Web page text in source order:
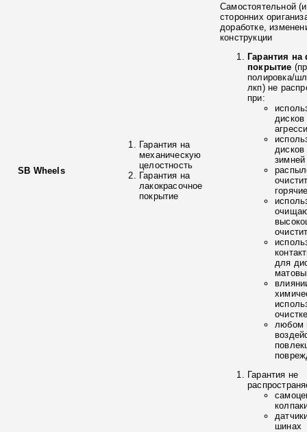
SB Wheels
Гарантия на
механическую
целостность
Гарантия на
лакокрасочное
покрытие
Самостоятельной
сторонних
доработке,
конструкции
Гарантия
покрытие
полировка/
лкп) не
при:
зимней
для
любом
Гарантия не
шинах